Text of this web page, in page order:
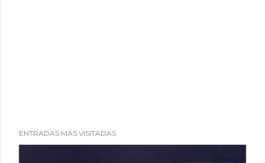
ENTRADAS MÁS VISITADAS